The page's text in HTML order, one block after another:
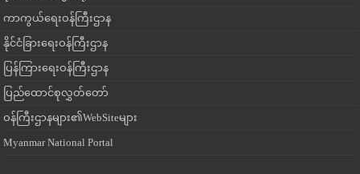
ကာကွယ်ရေးဝန်ကြီးဌာန
နိုင်ငံခြားရေးဝန်ကြီးဌာန
ပြန်ကြားရေးဝန်ကြီးဌာန
ပြည်ထောင်စုလွှတ်တော်
ဝန်ကြီးဌာနများ၏WebSiteများ
Myanmar National Portal